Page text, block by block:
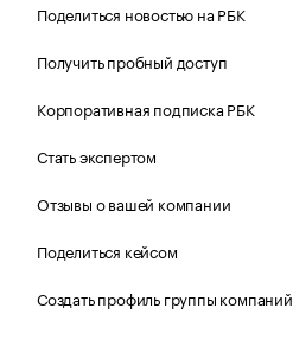
Поделиться новостью на РБК
Получить пробный доступ
Корпоративная подписка РБК
Стать экспертом
Отзывы о вашей компании
Поделиться кейсом
Создать профиль группы компаний